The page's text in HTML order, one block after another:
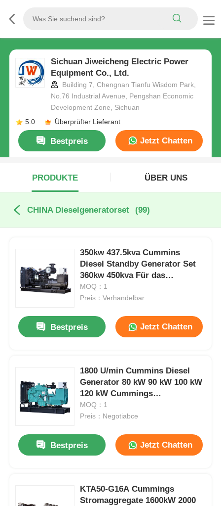
Sichuan Jiweicheng Electric Power
Equipment Co., Ltd.
Building 7, Chengnan Tianfu Wisdom Park,
No.76 Industrial Avenue, Pengshan Economic
Development Zone, Sichuan
5.0
Überprüfter Lieferant
Bestpreis Jetzt Chatten
PRODUKTE ÜBER UNS
CHINA Dieselgeneratorset (99)
350kw 437.5kva Cummins
Diesel Standby Generator Set
360kw 450kva Für das
Krankenhaus
MOQ：1
Preis：Verhandelbar
Bestpreis Jetzt Chatten
1800 U/min Cummins Diesel
Generator 80 kW 90 kW 100 kW
120 kW Cummings
Stromaggregate
MOQ：1
Preis：Negotiabce
Bestpreis Jetzt Chatten
KTA50-G16A Cummings
Stromaggregate 1600kW 2000